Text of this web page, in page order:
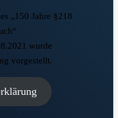
„150 Jahre §218
wurde
vorgestellt.